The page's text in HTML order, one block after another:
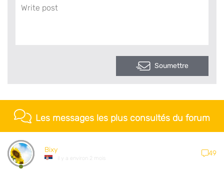
Soumettre
Les messages les plus consultés du forum
Bixy
il y a environ 2 mois
49